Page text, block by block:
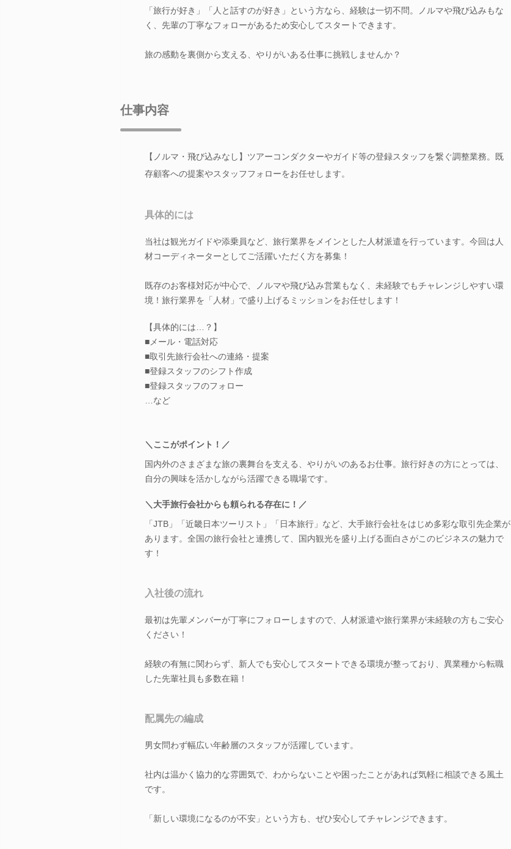
「旅行が好き」「人と話すのが好き」という方なら、経験は一切不問。ノルマや飛び込みもな
く、先輩の丁寧なフォローがあるため安心してスタートできます。
旅の感動を裏側から支える、やりがいある仕事に挑戦しませんか？
仕事内容
【ノルマ・飛び込みなし】ツアーコンダクターやガイド等の登録スタッフを繋ぐ調整業務。既
存顧客への提案やスタッフフォローをお任せします。
具体的には
当社は観光ガイドや添乗員など、旅行業界をメインとした人材派遣を行っています。今回は人
材コーディネーターとしてご活躍いただく方を募集！
既存のお客様対応が中心で、ノルマや飛び込み営業もなく、未経験でもチャレンジしやすい環
境！旅行業界を「人材」で盛り上げるミッションをお任せします！
【具体的には…？】
■メール・電話対応
■取引先旅行会社への連絡・提案
■登録スタッフのシフト作成
■登録スタッフのフォロー
…など
＼ここがポイント！／
国内外のさまざまな旅の裏舞台を支える、やりがいのあるお仕事。旅行好きの方にとっては、
自分の興味を活かしながら活躍できる職場です。
＼大手旅行会社からも頼られる存在に！／
「JTB」「近畿日本ツーリスト」「日本旅行」など、大手旅行会社をはじめ多彩な取引先企業が
あります。全国の旅行会社と連携して、国内観光を盛り上げる面白さがこのビジネスの魅力で
す！
入社後の流れ
最初は先輩メンバーが丁寧にフォローしますので、人材派遣や旅行業界が未経験の方もご安心
ください！
経験の有無に関わらず、新人でも安心してスタートできる環境が整っており、異業種から転職
した先輩社員も多数在籍！
配属先の編成
男女問わず幅広い年齢層のスタッフが活躍しています。
社内は温かく協力的な雰囲気で、わからないことや困ったことがあれば気軽に相談できる風土
です。
「新しい環境になるのが不安」という方も、ぜひ安心してチャレンジできます。